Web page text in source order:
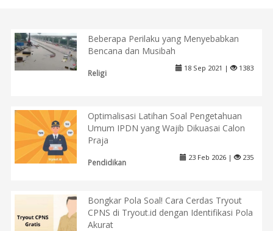
Beberapa Perilaku yang Menyebabkan
Bencana dan Musibah
Religi
18 Sep 2021 | 1383
Optimalisasi Latihan Soal Pengetahuan
Umum IPDN yang Wajib Dikuasai Calon
Praja
Pendidikan
23 Feb 2026 | 235
Bongkar Pola Soal! Cara Cerdas Tryout
CPNS di Tryout.id dengan Identifikasi Pola
Akurat